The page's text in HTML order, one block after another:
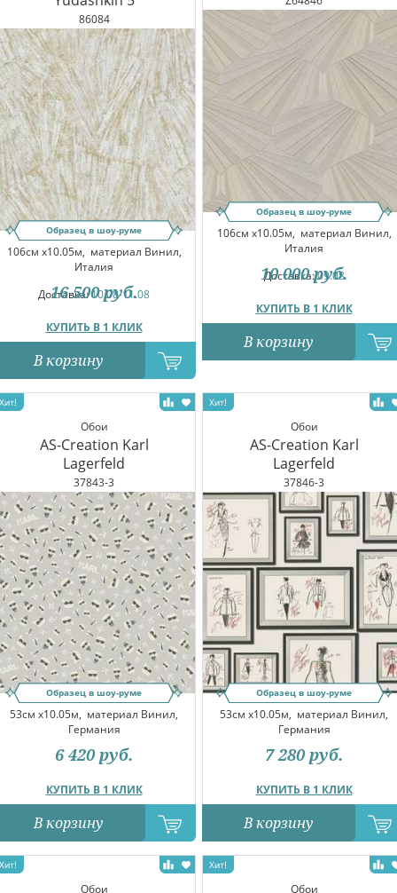
86084
Образец в шоу-руме
106см x10.05м, материал Винил,
Италия
Доставка:10.08-11.08
КУПИТЬ В 1 КЛИК
16 500 руб.
В корзину
Образец в шоу-руме
106см x10.05м, материал Винил,
Италия
Доставка:09.08
КУПИТЬ В 1 КЛИК
10 000 руб.
В корзину
Обои
AS-Creation Karl
Lagerfeld
37843-3
Образец в шоу-руме
53см x10.05м, материал Винил,
Германия
КУПИТЬ В 1 КЛИК
6 420 руб.
В корзину
Обои
AS-Creation Karl
Lagerfeld
37846-3
Образец в шоу-руме
53см x10.05м, материал Винил,
Германия
КУПИТЬ В 1 КЛИК
7 280 руб.
В корзину
Обои Обои